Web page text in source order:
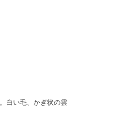
白い毛、かぎ状の雲